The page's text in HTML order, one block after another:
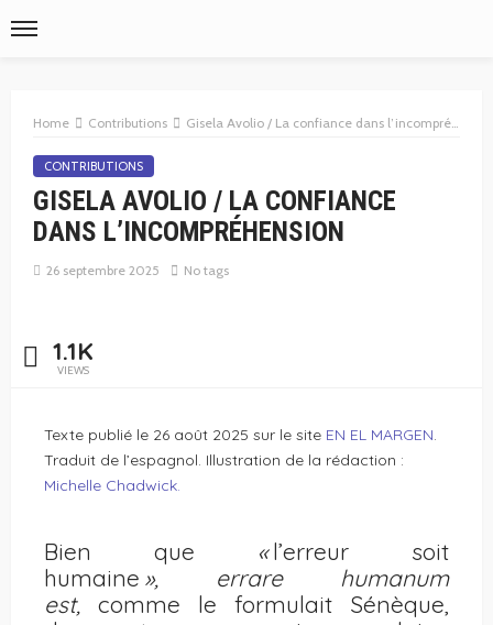
Home Contributions Gisela Avolio / La confiance dans l’incompréhension
CONTRIBUTIONS
GISELA AVOLIO / LA CONFIANCE
DANS L’INCOMPRÉHENSION
26 septembre 2025 No tags
1.1K
VIEWS
Texte publié le 26 août 2025 sur le site EN EL MARGEN.
Traduit de l’espagnol. Illustration de la rédaction :
Michelle Chadwick.
Bien que «l’erreur soit
humaine », errare humanum
est, comme le formulait Sénèque,